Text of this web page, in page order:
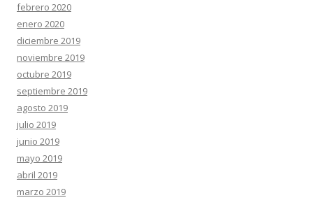
febrero 2020
enero 2020
diciembre 2019
noviembre 2019
octubre 2019
septiembre 2019
agosto 2019
julio 2019
junio 2019
mayo 2019
abril 2019
marzo 2019